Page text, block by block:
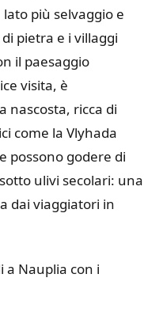
più selvaggio e
pietra e i villaggi
il paesaggio
visita, è
nascosta, ricca di
come la Vlyhada
possono godere di
ulivi secolari: una
dai viaggiatori in
a Nauplia con i